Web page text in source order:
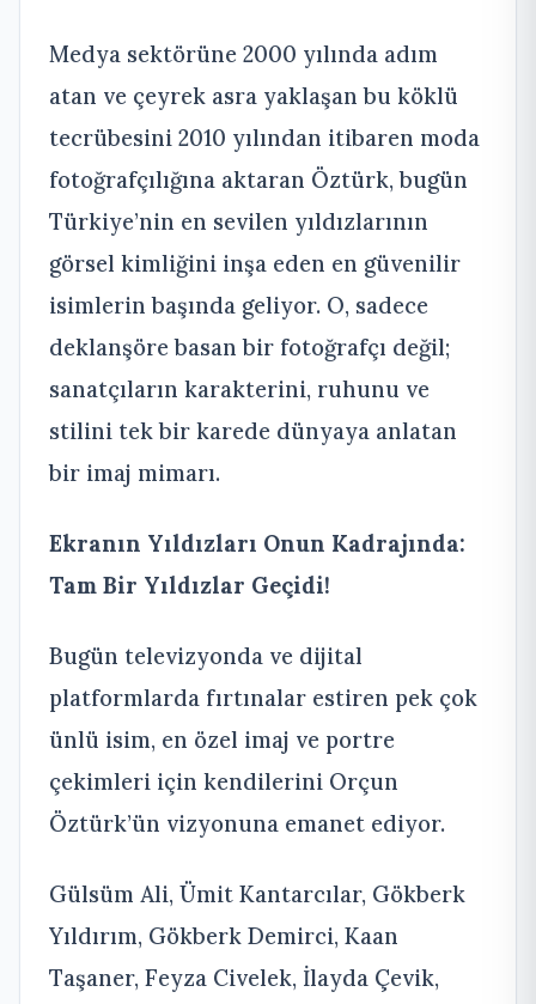
Medya sektörüne 2000 yılında adım
atan ve çeyrek asra yaklaşan bu köklü
tecrübesini 2010 yılından itibaren moda
fotoğrafçılığına aktaran Öztürk, bugün
Türkiye’nin en sevilen yıldızlarının
görsel kimliğini inşa eden en güvenilir
isimlerin başında geliyor. O, sadece
deklanşöre basan bir fotoğrafçı değil;
sanatçıların karakterini, ruhunu ve
stilini tek bir karede dünyaya anlatan
bir imaj mimarı.
Ekranın Yıldızları Onun Kadrajında:
Tam Bir Yıldızlar Geçidi!
Bugün televizyonda ve dijital
platformlarda fırtınalar estiren pek çok
ünlü isim, en özel imaj ve portre
çekimleri için kendilerini Orçun
Öztürk’ün vizyonuna emanet ediyor.
Gülsüm Ali, Ümit Kantarcılar, Gökberk
Yıldırım, Gökberk Demirci, Kaan
Taşaner, Feyza Civelek, İlayda Çevik,